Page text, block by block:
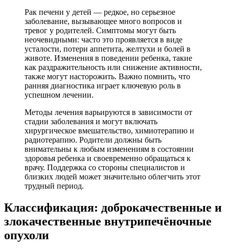
Рак печени у детей — редкое, но серьезное
заболевание, вызывающее много вопросов и
тревог у родителей. Симптомы могут быть
неочевидными: часто это проявляется в виде
усталости, потери аппетита, желтухи и болей в
животе. Изменения в поведении ребенка, такие
как раздражительность или снижение активности,
также могут насторожить. Важно помнить, что
ранняя диагностика играет ключевую роль в
успешном лечении.
Методы лечения варьируются в зависимости от
стадии заболевания и могут включать
хирургическое вмешательство, химиотерапию и
радиотерапию. Родители должны быть
внимательны к любым изменениям в состоянии
здоровья ребенка и своевременно обращаться к
врачу. Поддержка со стороны специалистов и
близких людей может значительно облегчить этот
трудный период.
Классификация: доброкачественные и
злокачественные внутрипечёночные
опухоли